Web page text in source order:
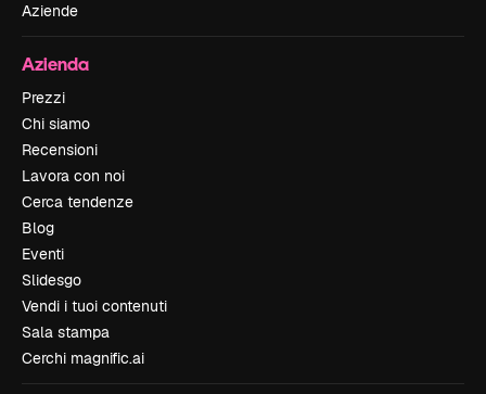
Aziende
Azienda
Prezzi
Chi siamo
Recensioni
Lavora con noi
Cerca tendenze
Blog
Eventi
Slidesgo
Vendi i tuoi contenuti
Sala stampa
Cerchi magnific.ai